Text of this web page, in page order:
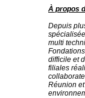
À propos
Depuis
multi
difficile et
filiales
Réunion